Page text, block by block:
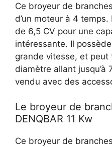
Ce broyeur de
d’un moteur à 4
de 6,5 CV pour une
intéressante. Il
grande vitesse, et peut
diamètre allant
vendu avec des
Le broyeur de
DENQBAR 11 Kw
Ce broyeur de